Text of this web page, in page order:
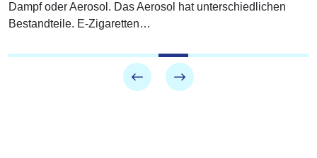
Dampf oder Aerosol. Das Aerosol hat unterschiedlichen
Bestandteile. E-Zigaretten…